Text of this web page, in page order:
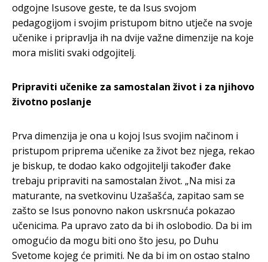
odgojne Isusove geste, te da Isus svojom
pedagogijom i svojim pristupom bitno utječe na svoje
učenike i pripravlja ih na dvije važne dimenzije na koje
mora misliti svaki odgojitelj.
Pripraviti učenike za samostalan život i za njihovo
životno poslanje
Prva dimenzija je ona u kojoj Isus svojim načinom i
pristupom priprema učenike za život bez njega, rekao
je biskup, te dodao kako odgojitelji također đake
trebaju pripraviti na samostalan život. „Na misi za
maturante, na svetkovinu Uzašašća, zapitao sam se
zašto se Isus ponovno nakon uskrsnuća pokazao
učenicima. Pa upravo zato da bi ih oslobodio. Da bi im
omogućio da mogu biti ono što jesu, po Duhu
Svetome kojeg će primiti. Ne da bi im on ostao stalno